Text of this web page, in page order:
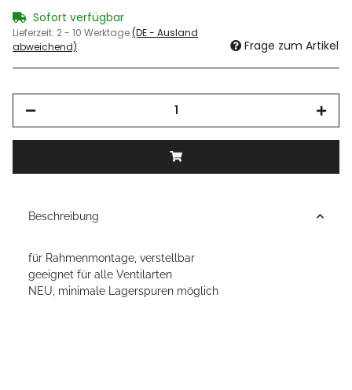
Sofort verfügbar
Lieferzeit: 2 - 10 Werktage(DE - Ausland
abweichend)
Frage zum Artikel
Beschreibung
für Rahmenmontage, verstellbar
geeignet für alle Ventilarten
NEU, minimale Lagerspuren möglich